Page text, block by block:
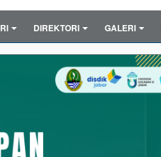
DIREKTORI GALERI